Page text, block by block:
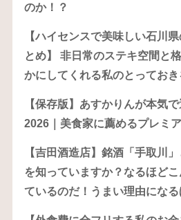
のか！？
【ハイセンスで美味しい石川
とめ】 非日常のステキ空間と
かにしてくれる私のとってお
【保存版】あすかりんが本気
2026｜美食家に薦めるプレミ
【吉田酒造店】銘酒「手取川
を知っていますか？なるほど
ているのだ！うまい理由になる